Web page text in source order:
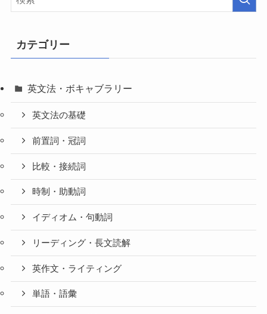
カテゴリー
英文法・ボキャブラリー
英文法の基礎
前置詞・冠詞
比較・接続詞
時制・助動詞
イディオム・句動詞
リーディング・長文読解
英作文・ライティング
単語・語彙